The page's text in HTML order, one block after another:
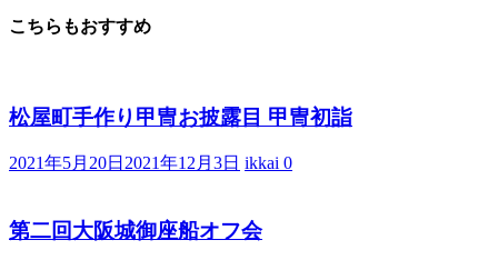
こちらもおすすめ
松屋町手作り甲冑お披露目 甲冑初詣
2021年5月20日 2021年12月3日 ikkai 0
第二回大阪城御座船オフ会